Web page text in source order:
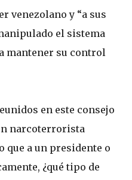
venezolano y “a sus
el sistema
mantener su control
en este consejo
narcoterrorista
a un presidente o
¿qué tipo de